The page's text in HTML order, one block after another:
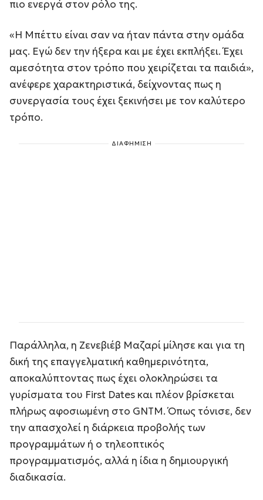
πιο ενεργά στον ρόλο της.
«Η Μπέττυ είναι σαν να ήταν πάντα στην ομάδα
μας. Εγώ δεν την ήξερα και με έχει εκπλήξει. Έχει
αμεσότητα στον τρόπο που χειρίζεται τα παιδιά»,
ανέφερε χαρακτηριστικά, δείχνοντας πως η
συνεργασία τους έχει ξεκινήσει με τον καλύτερο
τρόπο.
ΔΙΑΦΗΜΙΣΗ
Παράλληλα, η Ζενεβιέβ Μαζαρί μίλησε και για τη
δική της επαγγελματική καθημερινότητα,
αποκαλύπτοντας πως έχει ολοκληρώσει τα
γυρίσματα του First Dates και πλέον βρίσκεται
πλήρως αφοσιωμένη στο GNTM. Όπως τόνισε, δεν
την απασχολεί η διάρκεια προβολής των
προγραμμάτων ή ο τηλεοπτικός
προγραμματισμός, αλλά η ίδια η δημιουργική
διαδικασία.